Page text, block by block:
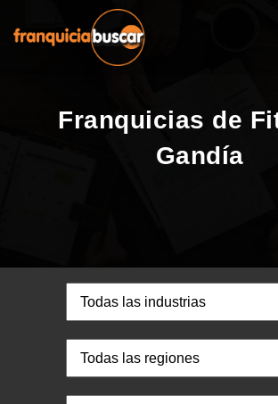
Franquicias de
Gandía